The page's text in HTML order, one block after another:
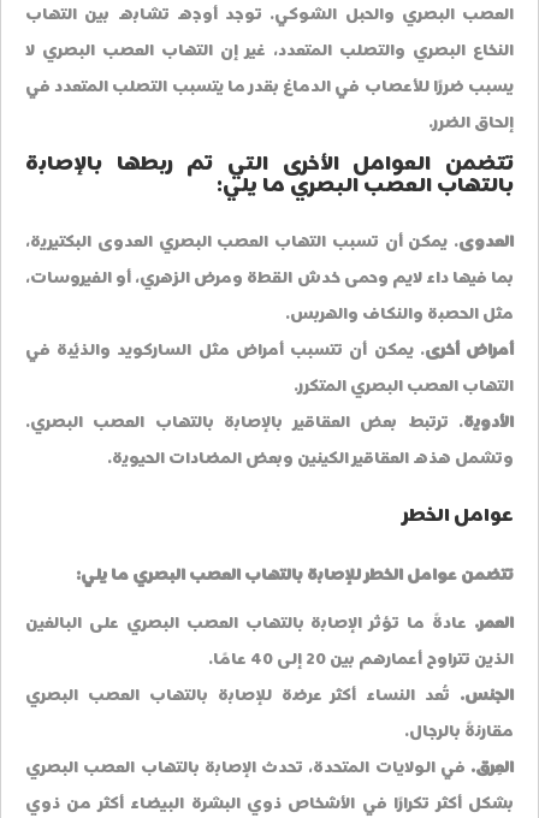
العصب البصري والحبل الشوكي. توجد أوجه تشابه بين التهاب
النخاع البصري والتصلب المتعدد، غير إن التهاب العصب البصري لا
يسبب ضررًا للأعصاب في الدماغ بقدر ما يتسبب التصلب المتعدد في
إلحاق الضرر.
تتضمن العوامل الأخرى التي تم ربطها بالإصابة
بالتهاب العصب البصري ما يلي:
العدوى. يمكن أن تسبب التهاب العصب البصري العدوى البكتيرية،
بما فيها داء لايم وحمى خدش القطة ومرض الزهري، أو الفيروسات،
مثل الحصبة والنكاف والهربس.
أمراض أخرى. يمكن أن تتسبب أمراض مثل الساركويد والذئبة في
التهاب العصب البصري المتكرر.
الأدوية. ترتبط بعض العقاقير بالإصابة بالتهاب العصب البصري.
وتشمل هذه العقاقير الكينين وبعض المضادات الحيوية.
عوامل الخطر
تتضمن عوامل الخطر للإصابة بالتهاب العصب البصري ما يلي:
العمر.عادةً ما تؤثر الإصابة بالتهاب العصب البصري على البالغين
الذين تتراوح أعمارهم بين 20 إلى 40 عامًا.
الجنس.تُعد النساء أكثر عرضة للإصابة بالتهاب العصب البصري
مقارنةً بالرجال.
العِرق.في الولايات المتحدة، تحدث الإصابة بالتهاب العصب البصري
بشكل أكثر تكرارًا في الأشخاص ذوي البشرة البيضاء أكثر من ذوي